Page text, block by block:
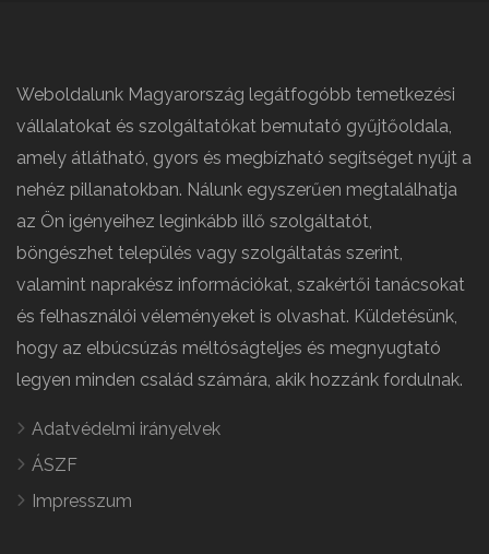
Weboldalunk Magyarország legátfogóbb temetkezési
vállalatokat és szolgáltatókat bemutató gyűjtőoldala,
amely átlátható, gyors és megbízható segítséget nyújt a
nehéz pillanatokban. Nálunk egyszerűen megtalálhatja
az Ön igényeihez leginkább illő szolgáltatót,
böngészhet település vagy szolgáltatás szerint,
valamint naprakész információkat, szakértői tanácsokat
és felhasználói véleményeket is olvashat. Küldetésünk,
hogy az elbúcsúzás méltóságteljes és megnyugtató
legyen minden család számára, akik hozzánk fordulnak.
Adatvédelmi irányelvek
ÁSZF
Impresszum